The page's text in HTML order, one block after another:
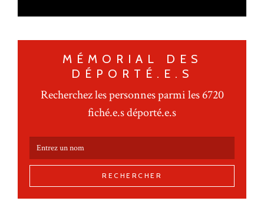
MÉMORIAL DES
DÉPORTÉ.E.S
Recherchez les personnes parmi les 6720
fiché.e.s déporté.e.s
RECHERCHER